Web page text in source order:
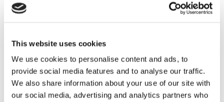
This website uses cookies
We use cookies to personalise content and ads, to
provide social media features and to analyse our traffic.
We also share information about your use of our site with
our social media, advertising and analytics partners who
solution testing for Microsoft Dynamics and are
must have customers who are successfully using the
certified solution and are willing to recommend it, be
enrolled in a Partner Service Plan with Microsoft, and
be a Gold Certified Partner in the Microsoft Partner
Program.